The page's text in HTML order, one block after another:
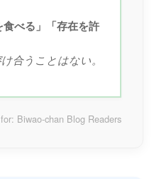
食べる」「存在を許
合うことはない。
Biwao-chan Blog Readers